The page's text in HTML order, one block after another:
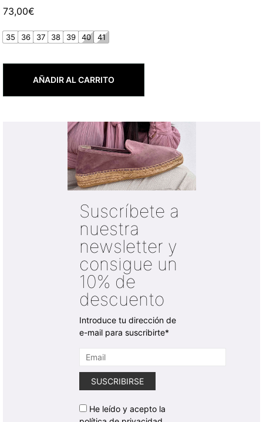
73,00€
35 36 37 38 39 40 41
AÑADIR AL CARRITO
Suscríbete a
nuestra
newsletter y
consigue un
10% de
descuento
Introduce tu dirección de
e-mail para suscribirte*
He leído y acepto la